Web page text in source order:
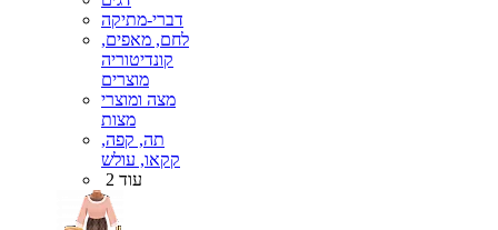
דברי-מתיקה
לחם, מאפים,
קונדיטוריה
מוצרים
מצה ומוצרי
מצות
תה, קפה,
קקאו, עולש
עוד 2